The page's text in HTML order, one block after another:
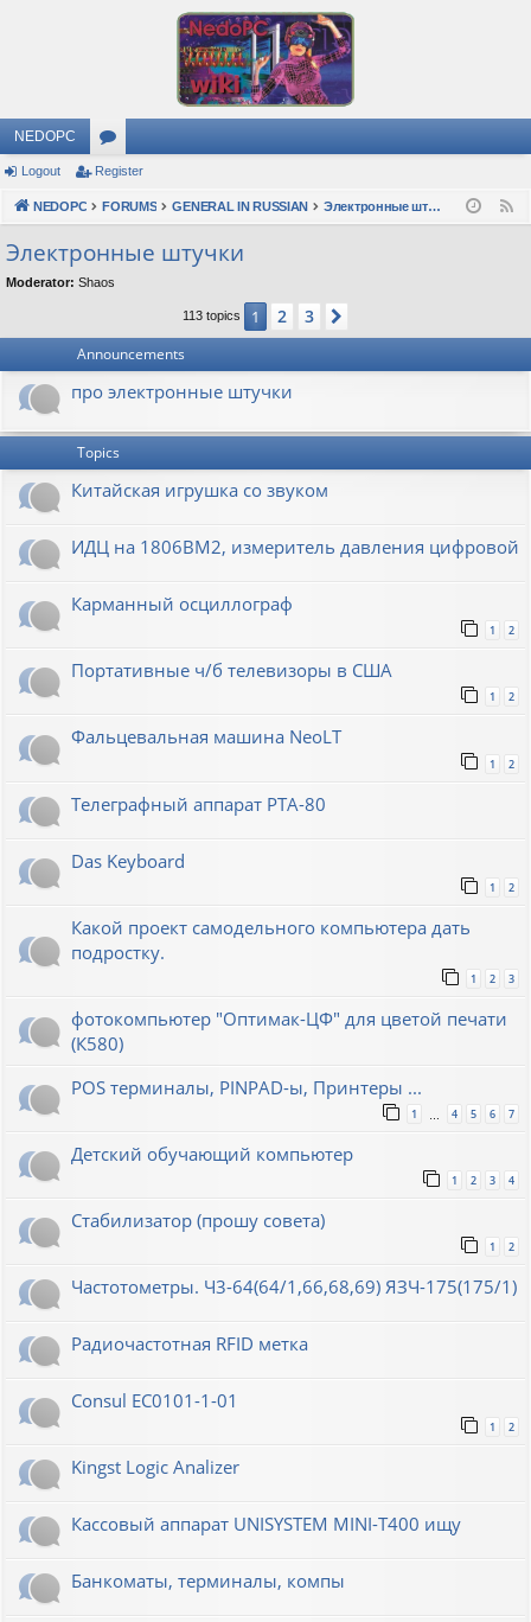
NEDOPC
or
u
s
Logout Register
NEDOPC FORUMS GENERAL IN RUSSIAN Электронные штучки
Электронные штучки
Moderator: Shaos
113 topics 1 2 3
Announcements
про электронные штучки
Topics
Китайская игрушка со звуком
ИДЦ на 1806ВМ2, измеритель давления цифровой
Карманный осциллограф
1 2
Портативные ч/б телевизоры в США
1 2
Фальцевальная машина NeoLT
1 2
Телеграфный аппарат РТА-80
Das Keyboard
1 2
Какой проект самодельного компьютера дать
подростку.
1 2 3
фотокомпьютер "Оптимак-ЦФ" для цветой печати
(К580)
POS терминалы, PINPAD-ы, Принтеры ...
1 4 5 6 7
Детский обучающий компьютер
1 2 3 4
Стабилизатор (прошу совета)
1 2
Частотометры. Ч3-64(64/1,66,68,69) ЯЗЧ-175(175/1)
Радиочастотная RFID метка
Consul EC0101-1-01
1 2
Kingst Logic Analizer
Кассовый аппарат UNISYSTEM MINI-T400 ищу
Банкоматы, терминалы, компы